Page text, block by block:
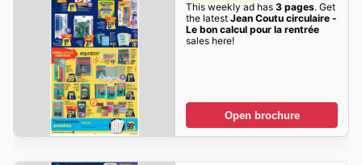
This weekly ad has 3 pages. Get
the latest Jean Coutu circulaire -
Le bon calcul pour la rentrée
sales here!
Open brochure